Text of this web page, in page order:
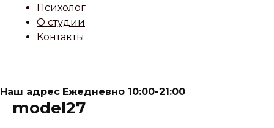
Психолог
О студии
Контакты
Наш адрес Ежедневно 10:00-21:00
model27